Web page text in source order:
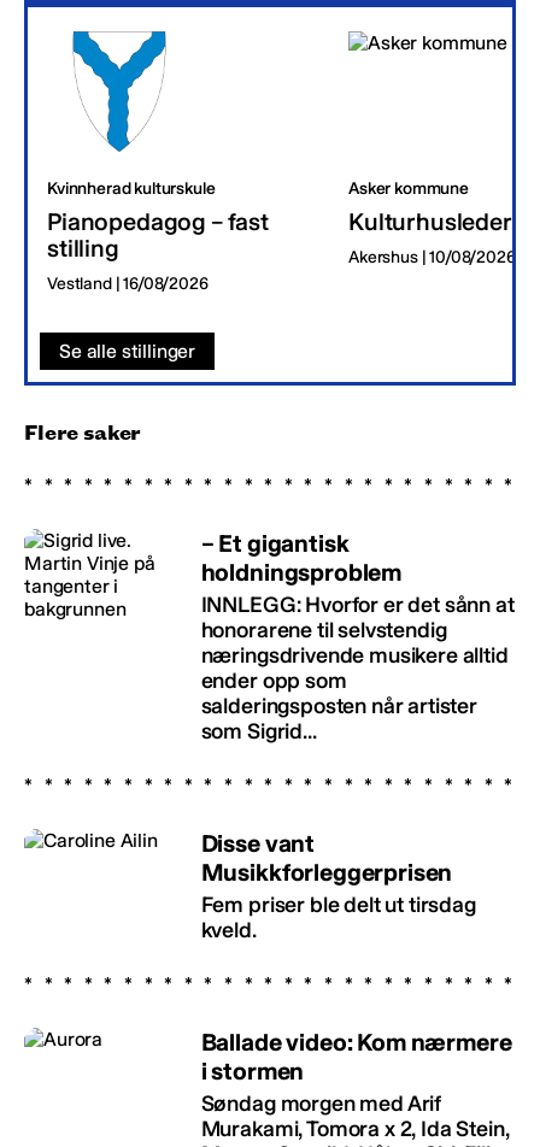
Kvinnherad kulturskule
Pianopedagog – fast
stilling
Vestland | 16/08/2026
Asker kommune
Kulturhusleder
Akershus | 10/08/2026
Se alle stillinger
Flere saker
– Et gigantisk
holdningsproblem
INNLEGG: Hvorfor er det sånn at
honorarene til selvstendig
næringsdrivende musikere alltid
ender opp som
salderingsposten når artister
som Sigrid...
Disse vant
Musikkforleggerprisen
Fem priser ble delt ut tirsdag
kveld.
Ballade video: Kom nærmere
i stormen
Søndag morgen med Arif
Murakami, Tomora x 2, Ida Stein,